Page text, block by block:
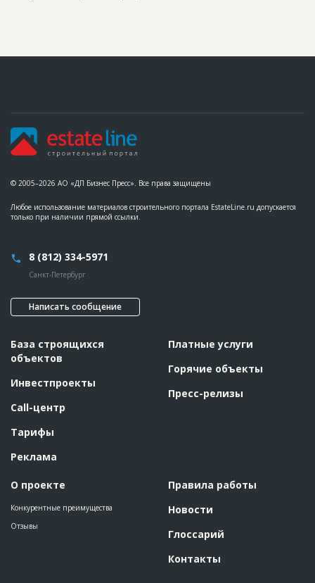
© 2005–2026 АО «ДП Бизнес Пресс». Все права защищены
Любое использование материалов строительного портала EstateLine.ru допускается
только при наличии прямой ссылки.
8 (812) 334-5971
Санкт-Петербург
Написать сообщение
База строящихся
объектов
Инвестпроекты
Call-центр
Тарифы
Реклама
О проекте
Конкурентные преимущества
Отзывы
Платные услуги
Горячие объекты
Пресс-релизы
Правила работы
Новости
Глоссарий
Контакты